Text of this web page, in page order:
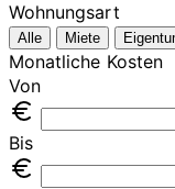
Wohnungsart
Alle Miete
Monatliche Kosten
Von
Bis